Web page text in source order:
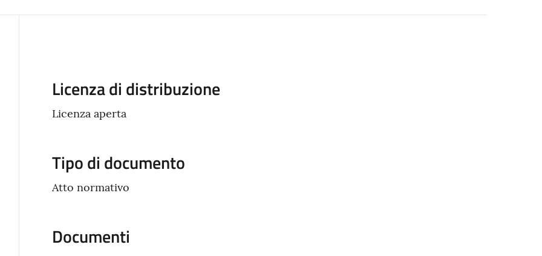
Descrizione
Licenza di distribuzione
Licenza aperta
Tipo di documento
Atto normativo
Documenti